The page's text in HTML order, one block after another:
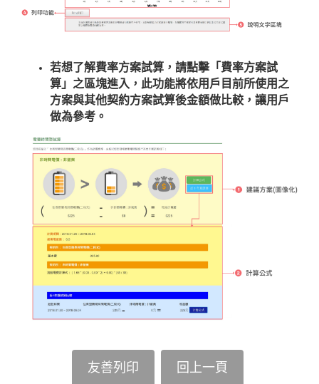
若想了解費率方案試算，請點擊「費率方案試
算」之區塊進入，此功能將依用戶目前所使用之
方案與其他契約方案試算後金額做比較，讓用戶
做為參考。
友善列印 回上一頁